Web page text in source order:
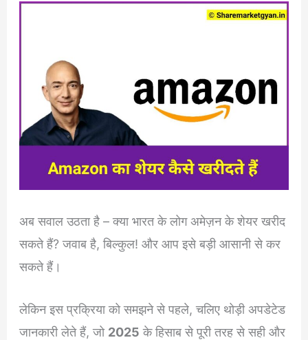
अब सवाल उठता है – क्या भारत के लोग अमेज़न के शेयर खरीद
सकते हैं? जवाब है, बिल्कुल! और आप इसे बड़ी आसानी से कर
सकते हैं।
लेकिन इस प्रक्रिया को समझने से पहले, चलिए थोड़ी अपडेटेड
जानकारी लेते हैं, जो 2025 के हिसाब से पूरी तरह से सही और